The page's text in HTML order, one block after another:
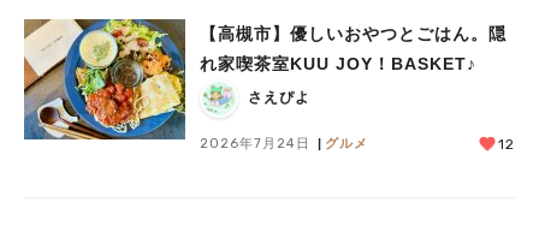
【高槻市】優しいおやつとごはん。隠
れ家喫茶室KUU JOY！BASKET♪
さえぴよ
2026年7月24日 グルメ 12